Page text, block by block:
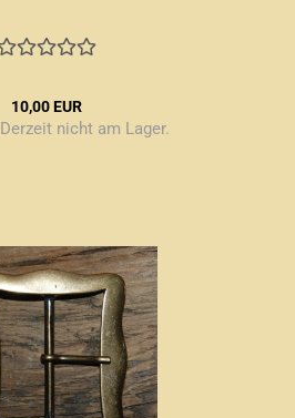
10,00 EUR
Derzeit nicht am Lager.